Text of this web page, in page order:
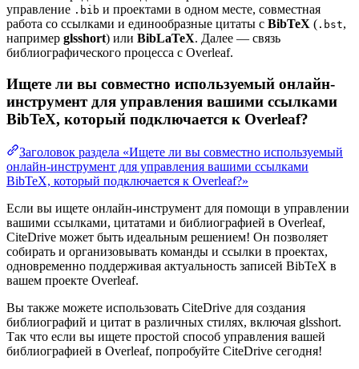
управление .bib и проектами в одном месте, совместная
работа со ссылками и единообразные цитаты с BibTeX ( .bst,
например glsshort) или BibLaTeX. Далее — связь
библиографического процесса с Overleaf.
Ищете ли вы совместно используемый онлайн-
инструмент для управления вашими ссылками
BibTeX, который подключается к Overleaf?
Заголовок раздела «Ищете ли вы совместно используемый
онлайн-инструмент для управления вашими ссылками
BibTeX, который подключается к Overleaf?»
Если вы ищете онлайн-инструмент для помощи в управлении
вашими ссылками, цитатами и библиографией в Overleaf,
CiteDrive может быть идеальным решением! Он позволяет
собирать и организовывать команды и ссылки в проектах,
одновременно поддерживая актуальность записей BibTeX в
вашем проекте Overleaf.
Вы также можете использовать CiteDrive для создания
библиографий и цитат в различных стилях, включая glsshort.
Так что если вы ищете простой способ управления вашей
библиографией в Overleaf, попробуйте CiteDrive сегодня!